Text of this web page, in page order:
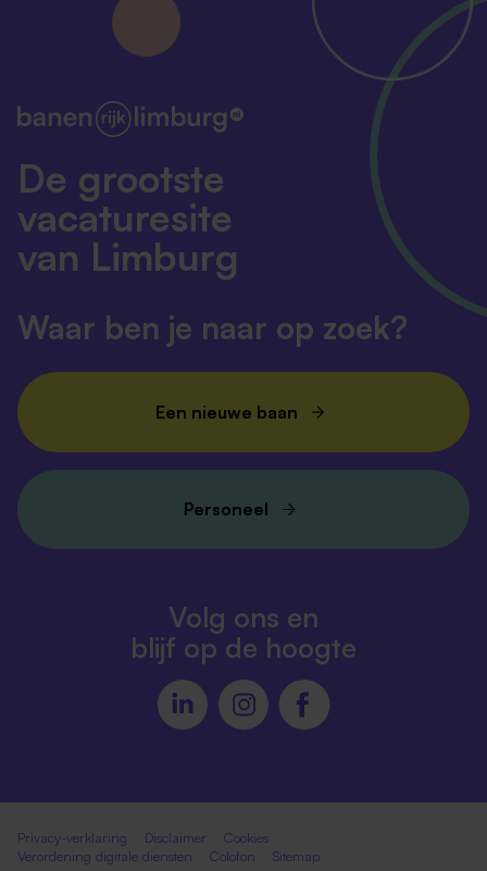
De grootste
vacaturesite
van Limburg
Waar ben je naar op zoek?
Een nieuwe baan
Personeel
Volg ons en
blijf op de hoogte
Privacy-verklaring Disclaimer
Cookies
Verordening digitale diensten
Colofon Sitemap